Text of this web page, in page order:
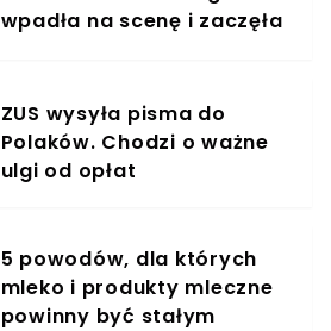
wpadła na scenę i zaczęła
ZUS wysyła pisma do
Polaków. Chodzi o ważne
ulgi od opłat
5 powodów, dla których
mleko i produkty mleczne
powinny być stałym